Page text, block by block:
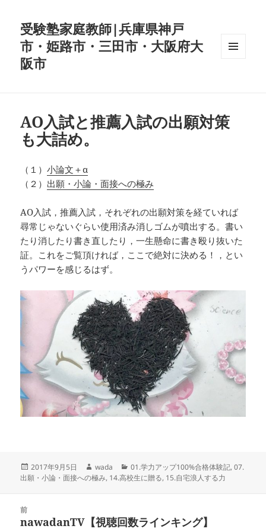
受験塾家庭教師|兵庫県神戸
市・姫路市・三田市・大阪府大
阪市
AO入試と推薦入試の出願対策
も大詰め。
（１）小論文＋α
（２） 出願・小論・面接への極み
AO入試，推薦入試，それぞれの出願対策を経ていれば
尋常じゃないぐらい使用済み消しゴムが噴出する。書い
たり消したり書き直したり，一生懸命に書き殴り抜いた
証。これをご覧頂ければ，ここで絶対に決める！，とい
うパワーを感じるはず。
投
稿
2017年9月5日
作
成
wada
カ
テ
01.学力アップ100%合格体験記,07.
出願・小論・面接への極み, 14.高校生に贈る, 15.自宅浪人する力
前
前
nawadanTV【視聴回数ラインキング】